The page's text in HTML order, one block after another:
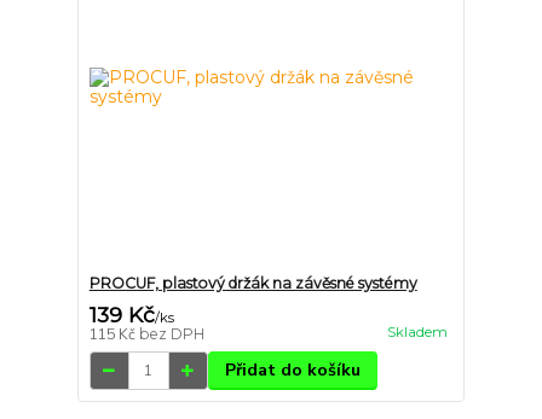
PROCUF, plastový držák na závěsné systémy
139 Kč/ks
115 Kč bez DPH Skladem
Přidat do košíku